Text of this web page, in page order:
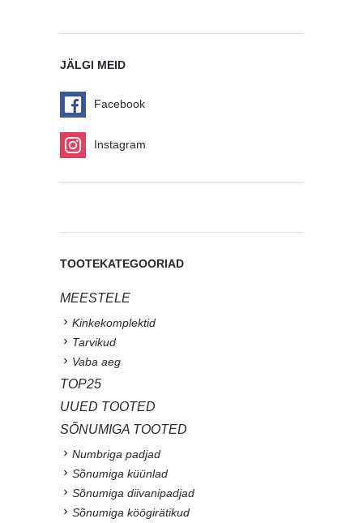
JÄLGI MEID
Facebook
Instagram
TOOTEKATEGOORIAD
MEESTELE
Kinkekomplektid
Tarvikud
Vaba aeg
TOP25
UUED TOOTED
SÕNUMIGA TOOTED
Numbriga padjad
Sõnumiga küünlad
Sõnumiga diivanipadjad
Sõnumiga köögirätikud